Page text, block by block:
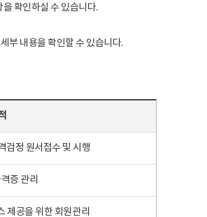
확인하실 수 있습니다.
부 내용을 확인할 수 있습니다.
검정 원서접수 및 시행
증 관리
제공을 위한 회원관리